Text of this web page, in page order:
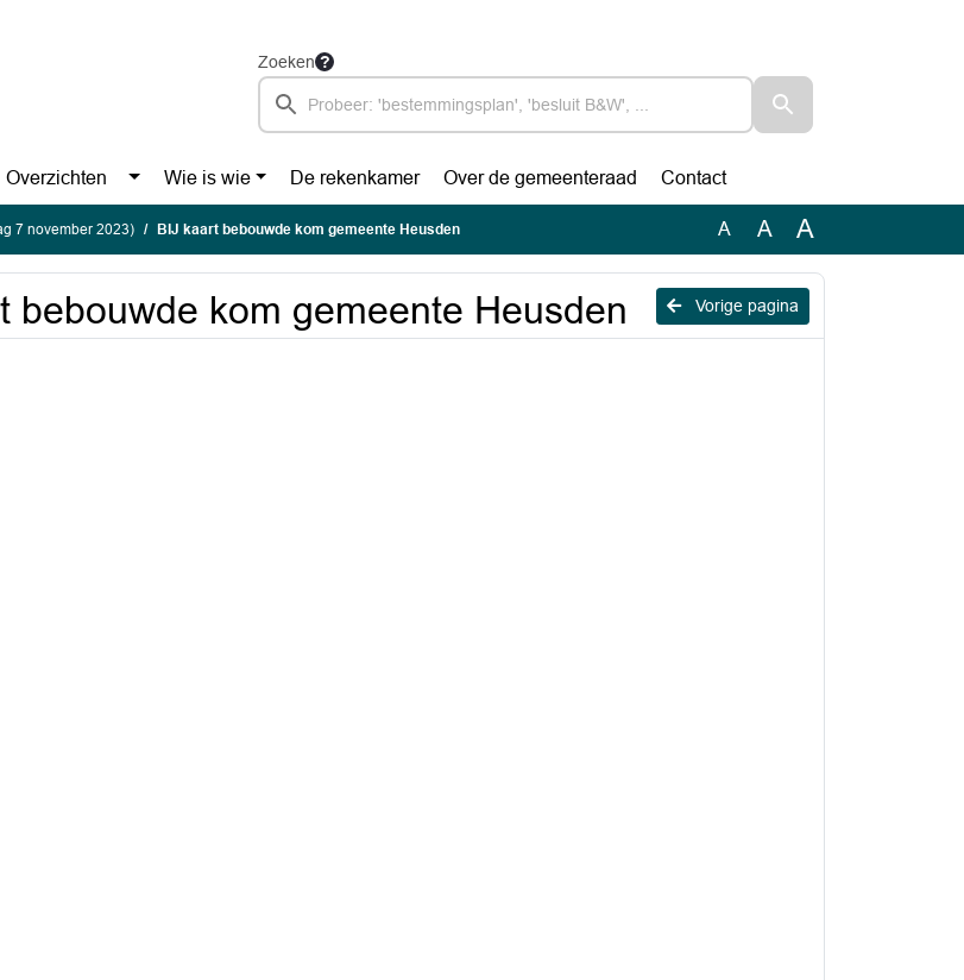
Zoeken
Overzichten Wie is wie De rekenkamer Over de gemeenteraad Contact
7 november 2023) BIJ kaart bebouwde kom gemeente Heusden A A A
Vorige pagina
bebouwde kom gemeente Heusden